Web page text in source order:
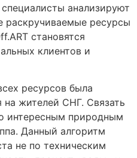
анализируют
раскручиваемые ресурсы
становятся
клиентов и
ресурсов была
на жителей СНГ. Связать
интересным природным
Данный алгоритм
не по техническим